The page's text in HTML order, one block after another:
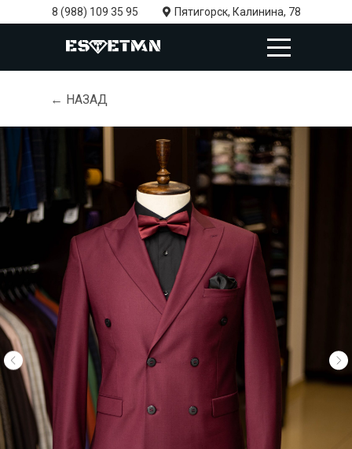
8 (988) 109 35 95 Пятигорск, Калинина, 78
← НАЗАД